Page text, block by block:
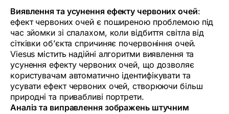
Виявлення та усунення ефекту червоних очей:
ефект червоних очей є поширеною проблемою під
час зйомки зі спалахом, коли відбиття світла від
сітківки об’єкта спричиняє почервоніння очей.
Viesus містить надійні алгоритми виявлення та
усунення ефекту червоних очей, що дозволяє
користувачам автоматично ідентифікувати та
усувати ефект червоних очей, створюючи більш
природні та привабливі портрети.
Аналіз та виправлення зображень штучним